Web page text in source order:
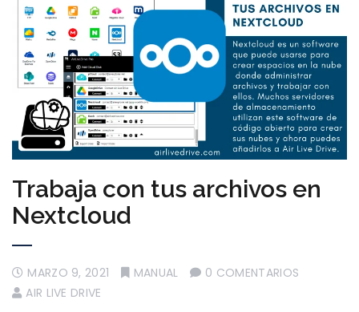
Trabaja con tus archivos en
Nextcloud
MARZO 9, 2021 MANUAL
0 COMENTARIOS
AIR LIVE DRIVE